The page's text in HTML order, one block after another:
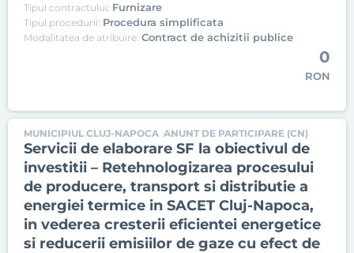
Tipul contractului: Furnizare
Tipul procedurii: Procedura simplificata
Modalitatea de atribuire: Contract de achizitii publice
0
RON
MUNICIPIUL CLUJ-NAPOCA ANUNT DE PARTICIPARE (CN)
Servicii de elaborare SF la obiectivul de
investitii – Retehnologizarea procesului
de producere, transport si distributie a
energiei termice in SACET Cluj-Napoca,
in vederea cresterii eficientei energetice
si reducerii emisiilor de gaze cu efect de